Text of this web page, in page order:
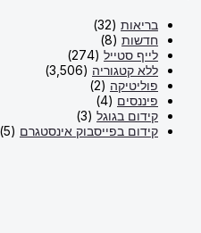
בריאות (32)
חדשות (8)
לייף סטייל (274)
ללא קטגוריה (3,506)
פוליטיקה (2)
פיננסים (4)
קידום בגוגל (3)
קידום בפייסבוק אינסטגרם (5)